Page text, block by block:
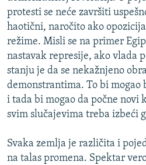
protesti se neće završiti
haotični, naročito ako
režime. Misli se na primer
nastavak represije, ako vlada
stanju je da se nekažnjeno
demonstrantima. To bi
i tada bi mogao da počne novi
svim slučajevima treba izbeći
Svaka zemlja je različita i
na talas promena. Spektar